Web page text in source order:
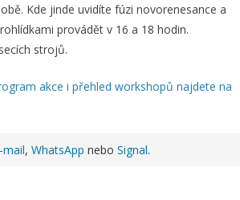
Kde jinde uvidíte fúzi novorenesance a
provádět v 16 a 18 hodin.
strojů.
akce i přehled workshopů najdete na
mail, WhatsApp nebo Signal.